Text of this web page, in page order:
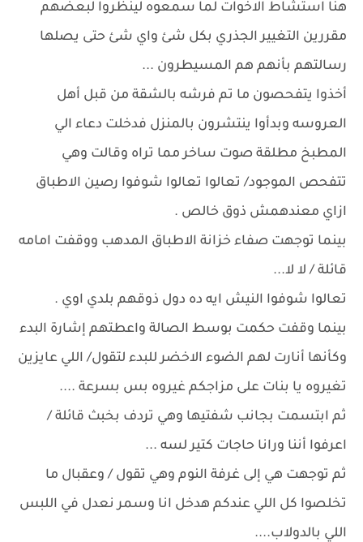
هنا استشاط الاخوات لما سمعوه لينظروا لبعضهم
مقررين التغيير الجذري بكل شئ واي شئ حتى يصلها
رسالتهم بأنهم هم المسيطرون ...
أخذوا يتفحصون ما تم فرشه بالشقة من قبل أهل
العروسه وبدأوا ينتشرون بالمنزل فدخلت دعاء الي
المطبخ مطلقة صوت ساخر مما تراه وقالت وهي
تتفحص الموجود/ تعالوا تعالوا شوفوا رصين الاطباق
ازاي معندهمش ذوق خالص .
بينما توجهت صفاء خزانة الاطباق المدهب ووقفت امامه
قائلة / لا لا...
تعالوا شوفوا النيش ايه ده دول ذوقهم بلدي اوي .
بينما وقفت حكمت بوسط الصالة واعطتهم إشارة البدء
وكأنها أنارت لهم الضوء الاخضر للبدء لتقول/ اللي عايزين
تغيروه يا بنات على مزاجكم غيروه بس بسرعة ....
ثم ابتسمت بجانب شفتيها وهي تردف بخبث قائلة /
اعرفوا أننا ورانا حاجات كتير لسه ...
ثم توجهت هي إلى غرفة النوم وهي تقول / وعقبال ما
تخلصوا كل اللي عندكم هدخل انا وسمر نعدل في اللبس
اللي بالدولاب....